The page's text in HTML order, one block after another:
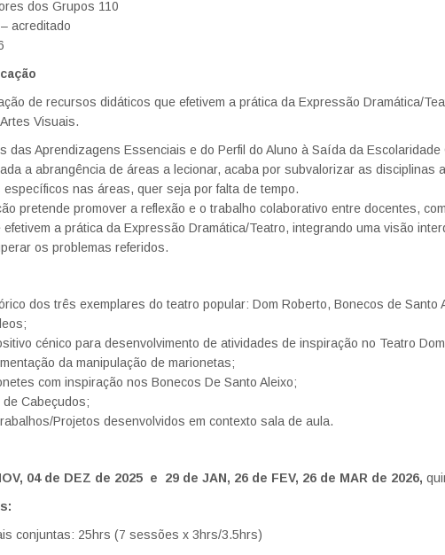
dos Grupos 110
acreditado
de recursos didáticos que efetivem a prática da Expressão Dramática/
Visuais.
das Aprendizagens Essenciais e do Perfil do Aluno à Saída da Escolaridade
a abrangência de áreas a lecionar, acaba por subvalorizar as disciplinas
específicos nas áreas, quer seja por falta de tempo.
pretende promover a reflexão e o trabalho colaborativo entre docentes,
a prática da Expressão Dramática/Teatro, integrando uma visão
os problemas referidos.
dos três exemplares do teatro popular: Dom Roberto, Bonecos de Santo
cénico para desenvolvimento de atividades de inspiração no Teatro
da manipulação de marionetas;
com inspiração nos Bonecos De Santo Aleixo;
Cabeçudos;
Projetos desenvolvidos em contexto sala de aula.
04 de DEZ de 2025 e 29 de JAN, 26 de FEV, 26 de MAR de 2026,
conjuntas: 25hrs (7 sessões x 3hrs/3.5hrs)